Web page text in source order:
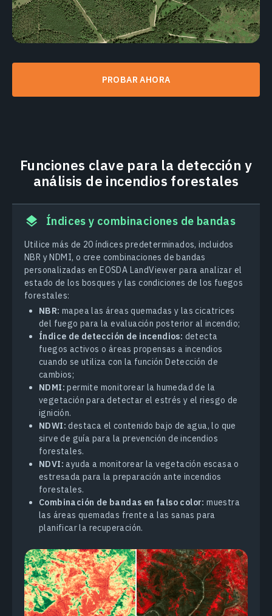
PROBAR AHORA
Funciones clave para la detección y
análisis de incendios forestales
Índices y combinaciones de bandas
Utilice más de 20 índices predeterminados, incluidos
NBR y NDMI, o cree combinaciones de bandas
personalizadas en EOSDA LandViewer para analizar el
estado de los bosques y las condiciones de los fuegos
forestales:
NBR: mapea las áreas quemadas y las cicatrices
del fuego para la evaluación posterior al incendio;
Índice de detección de incendios: detecta
fuegos activos o áreas propensas a incendios
cuando se utiliza con la función Detección de
cambios;
NDMI: permite monitorear la humedad de la
vegetación para detectar el estrés y el riesgo de
ignición.
NDWI: destaca el contenido bajo de agua, lo que
sirve de guía para la prevención de incendios
forestales.
NDVI: ayuda a monitorear la vegetación escasa o
estresada para la preparación ante incendios
forestales.
Combinación de bandas en falso color: muestra
las áreas quemadas frente a las sanas para
planificar la recuperación.